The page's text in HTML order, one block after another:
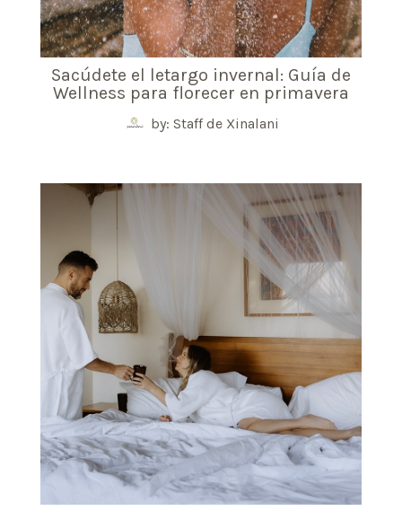
Sacúdete el letargo invernal: Guía de
Wellness para florecer en primavera
by: Staff de Xinalani